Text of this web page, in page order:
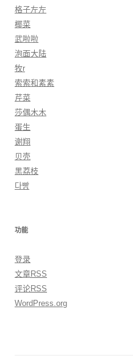
格子左左
椰菜
武啦啦
泡面大陆
牧r
索索和素素
芹菜
莎偶木木
蛋生
谢翔
贝壳
黑荔枝
다빵
功能
登录
文章RSS
评论RSS
WordPress.org